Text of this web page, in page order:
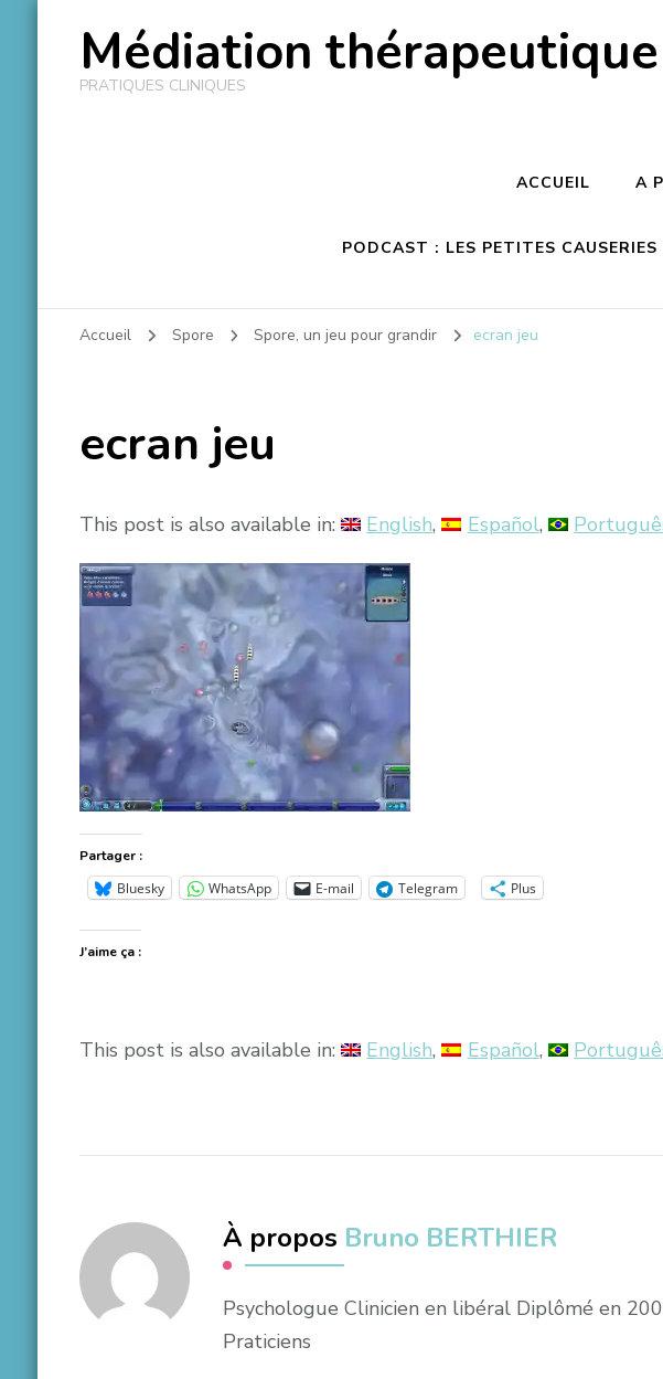
Médiation
PRATIQUES CLINIQUES
ACCUEIL A
PODCAST : LES PETITES CAUSERIES
Accueil Spore Spore, un jeu pour grandir ecran jeu
ecran jeu
This post is also available in: English Español
Partager :
Bluesky WhatsApp E-mail Telegram Plus
J’aime ça :
This post is also available in: English Español
À propos Bruno BERTHIER
Psychologue Clinicien en libéral Diplômé en
Praticiens